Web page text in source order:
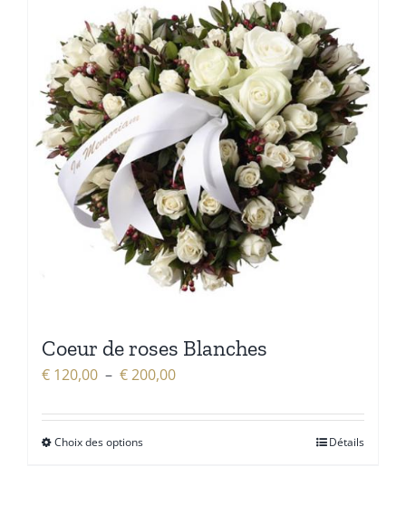
Coeur de roses Blanches
€ 120,00 – €200,00Plage
prix :
Choix des options Détails